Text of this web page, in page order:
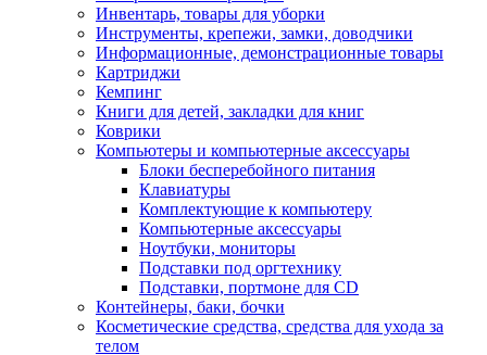
Инвентарь, товары для уборки
Инструменты, крепежи, замки, доводчики
Информационные, демонстрационные товары
Картриджи
Кемпинг
Книги для детей, закладки для книг
Коврики
Компьютеры и компьютерные аксессуары
Блоки бесперебойного питания
Клавиатуры
Комплектующие к компьютеру
Компьютерные аксессуары
Ноутбуки, мониторы
Подставки под оргтехнику
Подставки, портмоне для CD
Контейнеры, баки, бочки
Косметические средства, средства для ухода за
телом